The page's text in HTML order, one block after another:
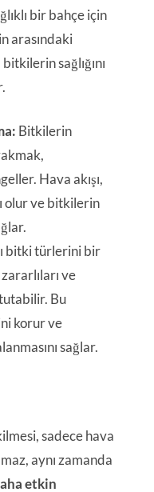
bir bahçe için
arasındaki
sağlığını
Bitkilerin
Hava akışı,
olur ve bitkilerin
bitki türlerini bir
ve
Bu
korur ve
sağlar.
sadece hava
aynı zamanda
etkin